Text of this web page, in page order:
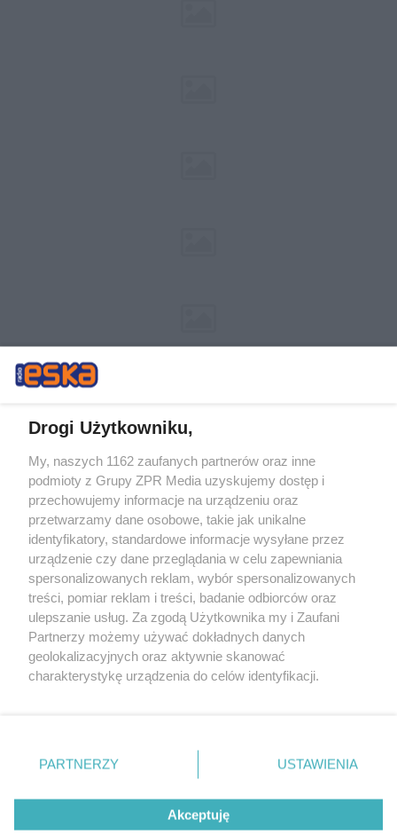
Żaden utwór zamieszczony w serwisie nie może być powielany i
rozpowszechniany lub dalej rozpowszechniany w jakikolwiek sposób (w
tym także elektroniczny lub mechaniczny) na jakimkolwiek polu
eksploatacji w jakiejkolwiek formie, włącznie z umieszczaniem w
Internecie bez pisemnej zgody właściciela praw. Jakiekolwiek użycie lub
wykorzystanie utworów w całości lub w części z naruszeniem prawa,
tzn. bez właściwej zgody, jest zabronione pod groźbą kary i może być
ścigane prawnie.
© 2026 Grupa ZPR Media
Drogi Użytkowniku,
My, naszych 1162 zaufanych partnerów oraz inne
podmioty z Grupy ZPR Media uzyskujemy dostęp i
przechowujemy informacje na urządzeniu oraz
przetwarzamy dane osobowe, takie jak unikalne
identyfikatory, standardowe informacje wysyłane przez
urządzenie czy dane przeglądania w celu zapewniania
spersonalizowanych reklam, wybór spersonalizowanych
treści, pomiar reklam i treści, badanie odbiorców oraz
ulepszanie usług. Za zgodą Użytkownika my i Zaufani
Partnerzy możemy używać dokładnych danych
geolokalizacyjnych oraz aktywnie skanować
charakterystykę urządzenia do celów identyfikacji.
zmienić/wycofać klikając przycisk ustawień prywatności
znajdujący się w lewym dolnym rogu strony
rodzaje przetwarzania danych nie wymagają zgody
użytkownika, ale masz prawo sprzeciwić się takiemu
PARTNERZY USTAWIENIA
Akceptuję